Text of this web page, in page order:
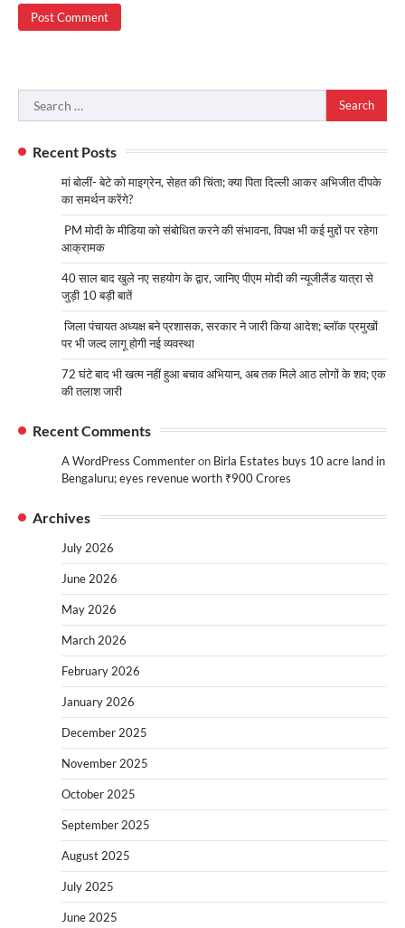
Search
for:
Recent Posts
मां बोलीं- बेटे को माइग्रेन, सेहत की चिंता; क्या पिता दिल्ली आकर अभिजीत दीपके
का समर्थन करेंगे?
PM मोदी के मीडिया को संबोधित करने की संभावना, विपक्ष भी कई मुद्दों पर रहेगा
आक्रामक
40 साल बाद खुले नए सहयोग के द्वार, जानिए पीएम मोदी की न्यूजीलैंड यात्रा से
जुड़ी 10 बड़ी बातें
जिला पंचायत अध्यक्ष बने प्रशासक, सरकार ने जारी किया आदेश; ब्लॉक प्रमुखों
पर भी जल्द लागू होगी नई व्यवस्था
72 घंटे बाद भी खत्म नहीं हुआ बचाव अभियान, अब तक मिले आठ लोगों के शव; एक
की तलाश जारी
Recent Comments
A WordPress Commenteron Birla Estates buys 10 acre land in
Bengaluru; eyes revenue worth ₹900 Crores
Archives
July 2026
June 2026
May 2026
March 2026
February 2026
January 2026
December 2025
November 2025
October 2025
September 2025
August 2025
July 2025
June 2025